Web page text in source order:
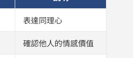
表達同理心
確認他人的情感價值